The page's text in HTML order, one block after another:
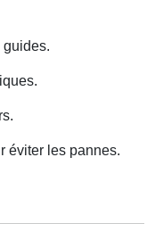
guides.
éviter les pannes.